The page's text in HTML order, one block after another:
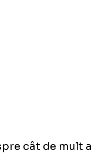
cât de mult